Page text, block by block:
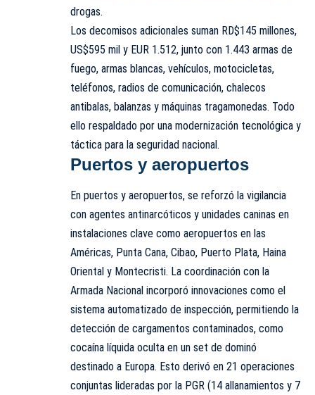
drogas.
Los decomisos adicionales suman RD$145 millones,
US$595 mil y EUR 1.512, junto con 1.443 armas de
fuego, armas blancas, vehículos, motocicletas,
teléfonos, radios de comunicación, chalecos
antibalas, balanzas y máquinas tragamonedas. Todo
ello respaldado por una modernización tecnológica y
táctica para la seguridad nacional.
Puertos y aeropuertos
En puertos y aeropuertos, se reforzó la vigilancia
con agentes antinarcóticos y unidades caninas en
instalaciones clave como aeropuertos en las
Américas, Punta Cana, Cibao, Puerto Plata, Haina
Oriental y Montecristi. La coordinación con la
Armada Nacional incorporó innovaciones como el
sistema automatizado de inspección, permitiendo la
detección de cargamentos contaminados, como
cocaína líquida oculta en un set de dominó
destinado a Europa. Esto derivó en 21 operaciones
conjuntas lideradas por la PGR (14 allanamientos y 7